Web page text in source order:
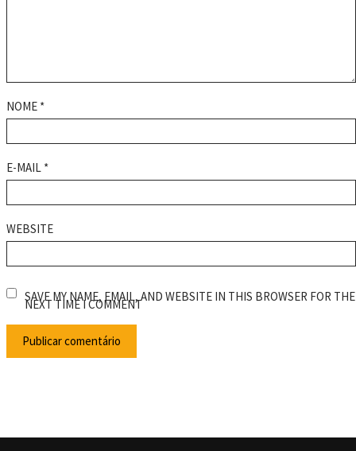
NOME *
E-MAIL *
WEBSITE
SAVE MY NAME, EMAIL, AND WEBSITE IN THIS BROWSER FOR THE
NEXT TIME I COMMENT